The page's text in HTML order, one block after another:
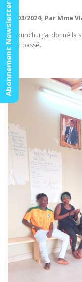
10/03/2024, Par Mme
Aujourd’hui j’ai donné la
bien passé.
Abonnement Newsletter